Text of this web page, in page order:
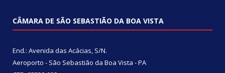
CÂMARA DE SÃO SEBASTIÃO DA BOA VISTA
End.: Avenida das Acácias, S/N.
Aeroporto - São Sebastião da Boa Vista - PA